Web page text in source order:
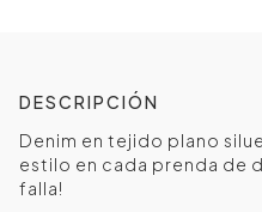
DESCRIPCIÓN
Denim en tejido plano
estilo en cada prenda de
falla!